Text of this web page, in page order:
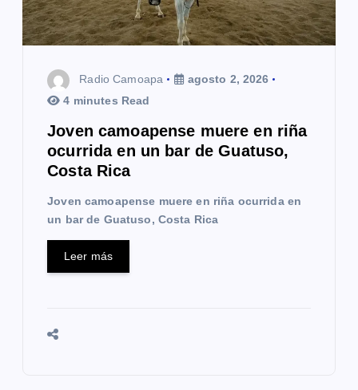
Radio Camoapa
agosto 2, 2026
4 minutes Read
Joven camoapense muere en riña
ocurrida en un bar de Guatuso,
Costa Rica
Joven camoapense muere en riña ocurrida en
un bar de Guatuso, Costa Rica
Leer más